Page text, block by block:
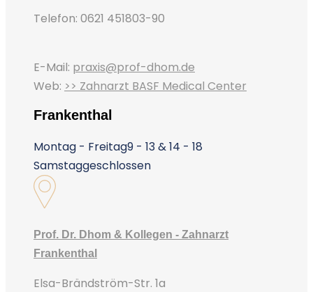
Telefon: 0621 451803-90
E-Mail: praxis@prof-dhom.de
Web: >> Zahnarzt BASF Medical Center
Frankenthal
Montag - Freitag9 - 13 & 14 - 18
Samstaggeschlossen
Prof. Dr. Dhom & Kollegen - Zahnarzt
Frankenthal
Elsa-Brändström-Str. 1a